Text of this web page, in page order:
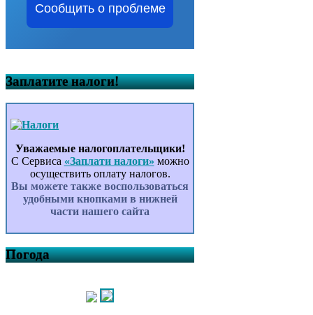
Сообщить о проблеме
Заплатите налоги!
Уважаемые налогоплательщики!
С Сервиса «Заплати налоги» можно
осуществить оплату налогов.
Вы можете также воспользоваться
удобными кнопками в нижней
части нашего сайта
Погода